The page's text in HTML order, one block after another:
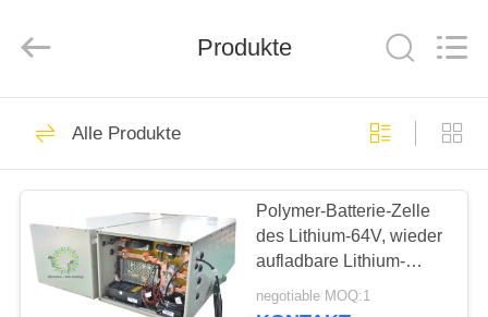
HAUS
PRODUKTE
VR
SHOW
Technology
Co,.Ltd..
Elektrische
Motorrad-Batterie
Produkte
Alle Produkte
Polymer-Batterie-Zelle
des Lithium-64V, wieder
aufladbare Lithium-
Polymer-Batterien
negotiable MOQ:1